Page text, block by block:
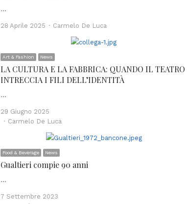
…
28 Aprile 2025 Author
Carmelo De Luca
Art & Fashion News
LA CULTURA E LA FABBRICA: QUANDO IL TEATRO
INTRECCIA I FILI DELL’IDENTITÀ
…
29 Giugno 2025
Author
Carmelo De Luca
Food & Beverage News
Gualtieri compie 90 anni
…
7 Settembre 2023